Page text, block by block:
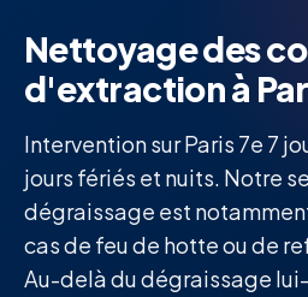
Nettoyage des
d'extraction à
Intervention sur Paris 7e 7
jours fériés et nuits. Notre
dégraissage est
cas de feu de hotte ou de
Au-delà du dégraissage